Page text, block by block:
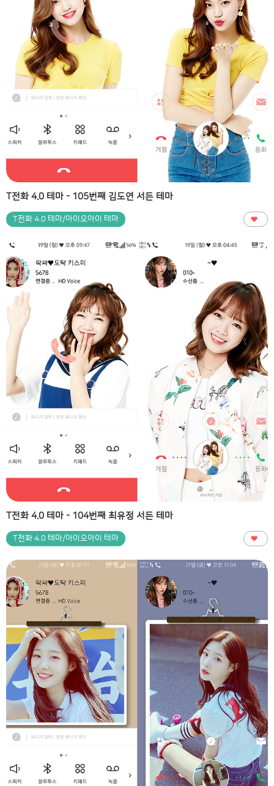
T전화 4.0 테마 - 105번째 김도연 서든 테마
T전화 4.0 테마/아이오아이 테마
T전화 4.0 테마 - 104번째 최유정 서든 테마
T전화 4.0 테마/아이오아이 테마